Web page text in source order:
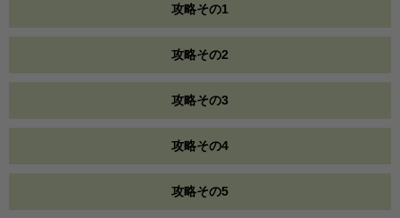
攻略その1
攻略その2
攻略その3
攻略その4
攻略その5